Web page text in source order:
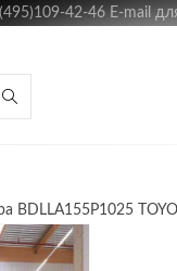
42-46 E-mail
BDLLA155P1025